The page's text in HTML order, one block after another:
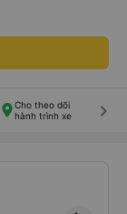
Cho theo dõi
hành trình xe
keyboard_arrow_right